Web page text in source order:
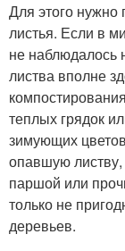
Для этого
листья. Если в
не наблюдалось
листва вполне
теплых грядок
зимующих
опавшую
паршой или
только не
деревьев.